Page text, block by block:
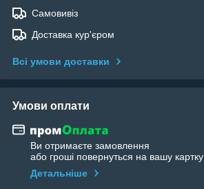
Самовивіз
Доставка кур'єром
Всі умови доставки
Умови оплати
Ви отримаєте замовлення
або гроші повернуться на вашу картку
Детальніше